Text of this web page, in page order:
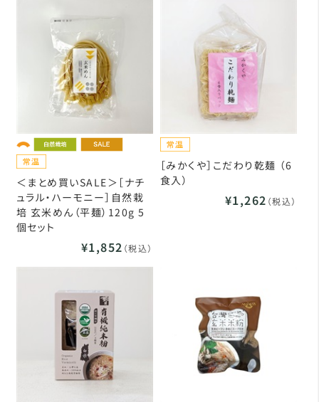
＜まとめ買いSALE＞［ナチ
ュラル・ハーモニー］自然栽
培 玄米めん（平麺）120g 5
個セット
¥1,852 （税込）
［みかくや］こだわり乾麺 （6
食入）
¥1,262 （税込）